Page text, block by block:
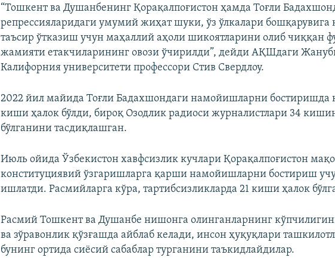
“Тошкент ва Душанбенинг Қорақалпоғистон ҳамда Тоғли
репрессияларидаги умумий жиҳат шуки, ўз ўлкалари бошқарувига
таъсир ўтказиш учун маҳаллий аҳоли шикоятларини олиб чиққан
жамияти етакчиларининг овози ўчирилди”, дейди АҚШдаги
Калифорния университети профессори Стив Свердлоу.
2022 йил майида Тоғли Бадахшондаги намойишларни бостиришда
киши ҳалок бўлди, бироқ Озодлик радиоси журналистлари 34
бўлганини тасдиқлашган.
Июль ойида Ўзбекистон хавфсизлик кучлари Қорақалпоғистон
конституциявий ўзгаришларга қарши намойишларни бостириш
ишлатди. Расмийларга кўра, тартибсизликларда 21 киши ҳалок
Расмий Тошкент ва Душанбе нишонга олинганларнинг
ва зўравонлик қўзғашда айблаб келади, инсон ҳуқуқлари
бунинг ортида сиёсий сабаблар турганини таъкидлайдилар.